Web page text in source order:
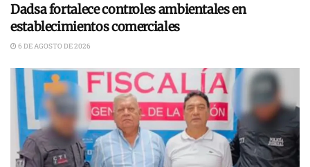
Dadsa fortalece controles ambientales en
establecimientos comerciales
6 DE AGOSTO DE 2026